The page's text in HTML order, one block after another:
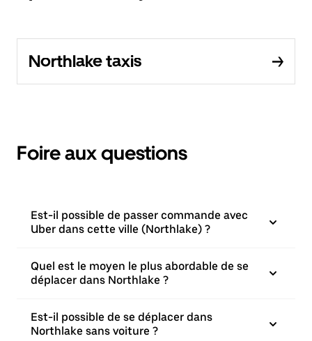
Northlake taxis
Foire aux questions
Est-il possible de passer commande avec
Uber dans cette ville (Northlake) ?
Quel est le moyen le plus abordable de se
déplacer dans Northlake ?
Est-il possible de se déplacer dans
Northlake sans voiture ?